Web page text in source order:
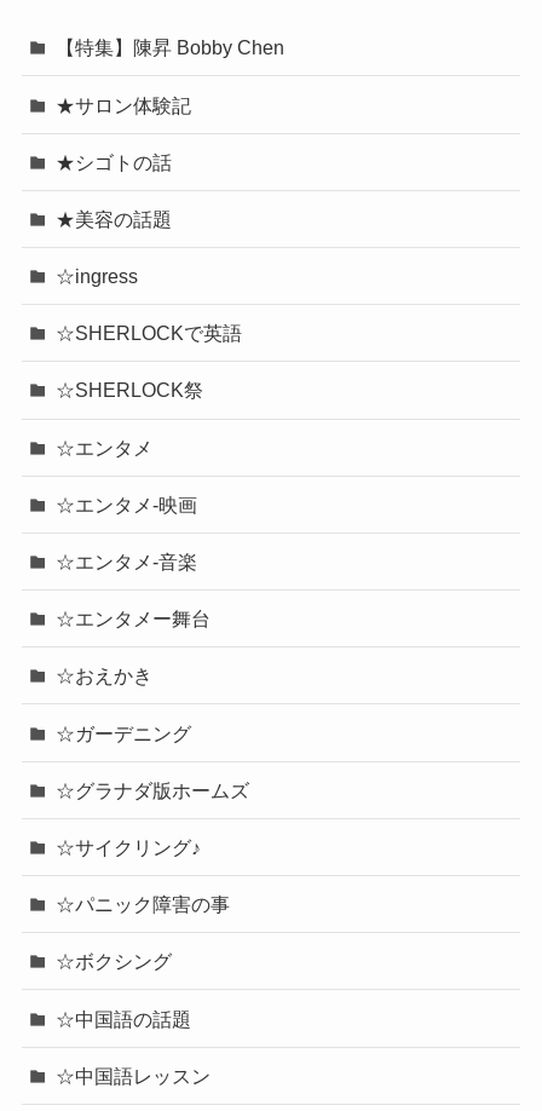
【特集】陳昇 Bobby Chen
★サロン体験記
★シゴトの話
★美容の話題
☆ingress
☆SHERLOCKで英語
☆SHERLOCK祭
☆エンタメ
☆エンタメ-映画
☆エンタメ-音楽
☆エンタメー舞台
☆おえかき
☆ガーデニング
☆グラナダ版ホームズ
☆サイクリング♪
☆パニック障害の事
☆ボクシング
☆中国語の話題
☆中国語レッスン